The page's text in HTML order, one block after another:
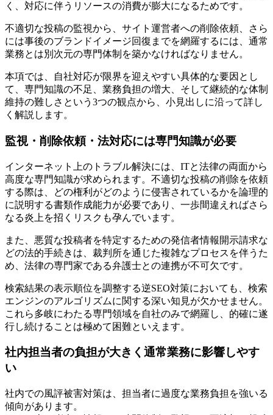
く、対応に伴うリソースの消費が膨大になるためです。
不適切な投稿の監視から、サイト運営者への削除依頼、さら
には事後のブランドイメージ回復までを網羅するには、通常
業務とは別次元の専門体制を築かなければなりません。
本項では、自社対応が限界を迎えやすい具体的な要因とし
て、専門知識の不足、業務負担の増大、そして継続的な体制
維持の難しさという3つの観点から、小見出しに沿って詳し
く解説します。
監視・削除依頼・法対応には専門知識が必要
インターネット上のトラブル解決には、ITと法律の両面から
高度な専門知識が求められます。不適切な投稿の削除を依頼
する際は、どの権利がどのように侵害されているかを論理的
に説明する書類作成能力が必要であり、一歩間違えればさら
なる炎上を招くリスクも孕んでいます。
また、悪質な投稿者を特定するための発信者情報開示請求な
どの法的手続きは、裁判所を通じた複雑なプロセスを伴うた
め、法律の専門家である弁護士との連携が不可欠です。
検索結果の表示順位を調整する逆SEO対策においても、検索
エンジンのアルゴリズムに関する深い知見が欠かせません。
これら多岐にわたる専門領域を自社のみで網羅し、的確に遂
行し続けることは極めて困難といえます。
社内担当者の負担が大きく通常業務に影響しやす
い
社内での風評被害対策は、担当者に過度な業務負担を強いる
傾向があります。